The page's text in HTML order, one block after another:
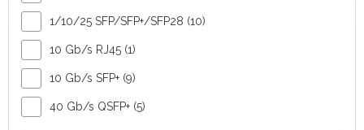
1/10/25 SFP/SFP+/SFP28 (10)
10 Gb/s RJ45 (1)
10 Gb/s SFP+ (9)
40 Gb/s QSFP+ (5)